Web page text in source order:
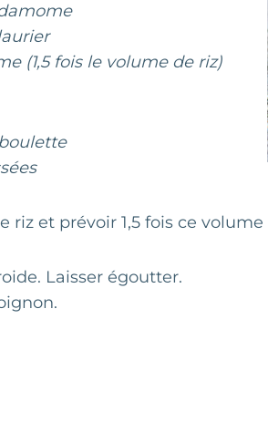
(1,5 fois le volume de riz)
riz et prévoir 1,5 fois ce
Laisser égoutter.